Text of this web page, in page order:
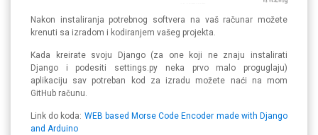
Nakon instaliranja potrebnog softvera na vaš računar možete
krenuti sa izradom i kodiranjem vašeg projekta.
Kada kreirate svoju Django (za one koji ne znaju instalirati
Django i podesiti settings.py neka prvo malo proguglaju)
aplikaciju sav potreban kod za izradu možete naći na mom
GitHub računu.
Link do koda: WEB based Morse Code Encoder made with Django
and Arduino